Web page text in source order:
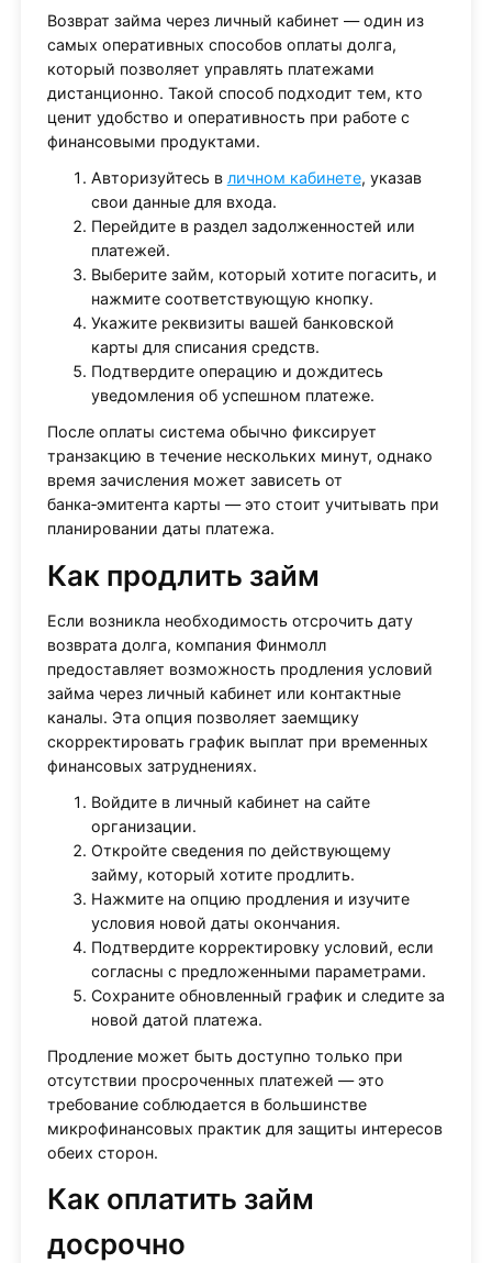
Возврат займа через личный кабинет — один из
самых оперативных способов оплаты долга,
который позволяет управлять платежами
дистанционно. Такой способ подходит тем, кто
ценит удобство и оперативность при работе с
финансовыми продуктами.
Авторизуйтесь в личном кабинете, указав
свои данные для входа.
Перейдите в раздел задолженностей или
платежей.
Выберите займ, который хотите погасить, и
нажмите соответствующую кнопку.
Укажите реквизиты вашей банковской
карты для списания средств.
Подтвердите операцию и дождитесь
уведомления об успешном платеже.
После оплаты система обычно фиксирует
транзакцию в течение нескольких минут, однако
время зачисления может зависеть от
банка‑эмитента карты — это стоит учитывать при
планировании даты платежа.
Как продлить займ
Если возникла необходимость отсрочить дату
возврата долга, компания Финмолл
предоставляет возможность продления условий
займа через личный кабинет или контактные
каналы. Эта опция позволяет заемщику
скорректировать график выплат при временных
финансовых затруднениях.
Войдите в личный кабинет на сайте
организации.
Откройте сведения по действующему
займу, который хотите продлить.
Нажмите на опцию продления и изучите
условия новой даты окончания.
Подтвердите корректировку условий, если
согласны с предложенными параметрами.
Сохраните обновленный график и следите за
новой датой платежа.
Продление может быть доступно только при
отсутствии просроченных платежей — это
требование соблюдается в большинстве
микрофинансовых практик для защиты интересов
обеих сторон.
Как оплатить займ
досрочно